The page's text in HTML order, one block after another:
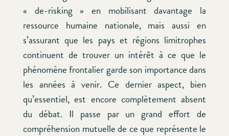
« de-risking » en mobilisant davantage la
ressource humaine nationale, mais aussi en
s’assurant que les pays et régions limitrophes
continuent de trouver un intérêt à ce que le
phénomène frontalier garde son importance dans
les années à venir. Ce dernier aspect, bien
qu’essentiel, est encore complètement absent
du débat. Il passe par un grand effort de
compréhension mutuelle de ce que représente le